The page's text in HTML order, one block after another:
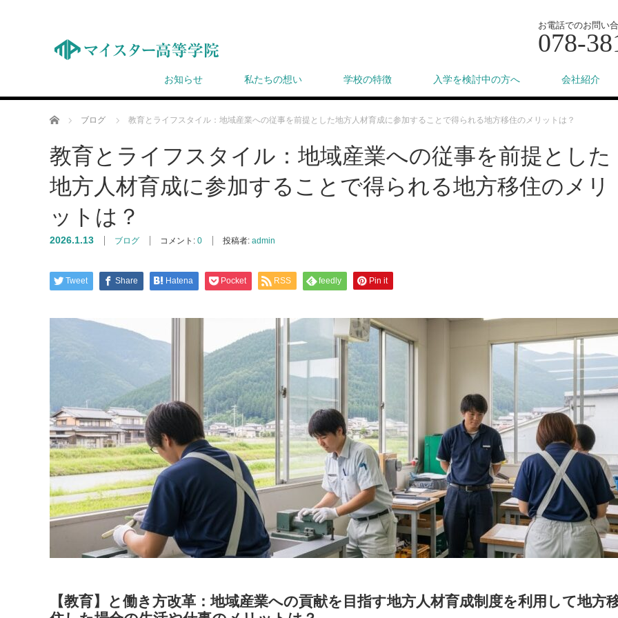
お電話でのお問い
078-
お知らせ 私たちの想い 学校の特徴 入学を検討中の方へ 会社紹介
ホーム ブログ 教育とライフスタイル：地域産業への従事を前提とした地方人材育成に参加することで得られる地方移住のメリットは？
教育とライフスタイル：地域産業への従事を前提とした
地方人材育成に参加することで得られる地方移住のメリ
ットは？
2026.1.13 ブログ コメント: 0 投稿者: admin
Tweet Share Hatena Pocket RSS feedly Pin it
【教育】と働き方改革：地域産業への貢献を目指す地方人材育成制度を利用して地方